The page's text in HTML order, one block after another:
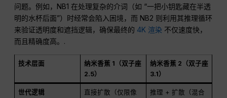
问题。例如，NB1 在处理复杂的介词（如 “一把小钥匙藏在半透
明的水杯后面”）时经常会陷入困境，而 NB2 则利用其推理循环
来验证透明度和遮挡逻辑，确保最终的 4K 渲染 不仅速度快，
而且精确度高。.
技术层面
纳米香蕉 1（双子座
2.5）
纳米香蕉 2（双子座
3.1）
世代逻辑
直接扩散（仅限像
推理 + 扩散（混合